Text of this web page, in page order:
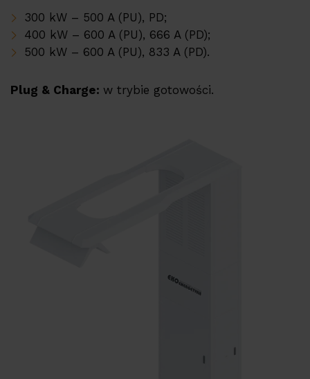
300 kW – 500 A (PU), PD;
400 kW – 600 A (PU), 666 A (PD);
500 kW – 600 A (PU), 833 A (PD).
Plug & Charge: w trybie gotowości.
Kontakt